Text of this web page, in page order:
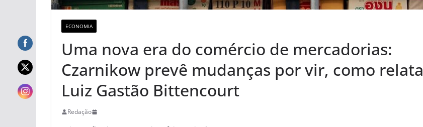
ECONOMIA
Uma nova era do comércio de mercadorias:
Czarnikow prevê mudanças por vir, como relata
Luiz Gastão Bittencourt
Redação